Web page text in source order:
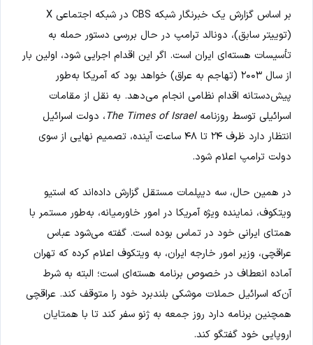
بر اساس گزارش یک خبرنگار شبکه CBS در شبکه اجتماعی X
(توییتر سابق)، دونالد ترامپ در حال بررسی دستور حمله به
تأسیسات هسته‌ای ایران است. اگر این اقدام اجرایی شود، اولین بار
از سال ۲۰۰۳ (تهاجم به عراق) خواهد بود که آمریکا به‌طور
پیش‌دستانه اقدام نظامی انجام می‌دهد. به نقل از مقامات
اسرائیلی توسط روزنامهThe Times of Israel، دولت اسرائیل
انتظار دارد ظرف ۲۴ تا ۴۸ ساعت آینده، تصمیم نهایی از سوی
دولت ترامپ اعلام شود.
در همین حال، سه دیپلمات مستقل گزارش داده‌اند که استیو
ویتکوف، نماینده ویژه آمریکا در امور خاورمیانه، به‌طور مستمر با
همتای ایرانی خود در تماس بوده است. گفته می‌شود عباس
عراقچی، وزیر امور خارجه ایران، به ویتکوف اعلام کرده که تهران
آماده انعطاف در خصوص برنامه هسته‌ای است؛ البته به شرط
آن‌که اسرائیل حملات موشکی بلندبرد خود را متوقف کند. عراقچی
همچنین برنامه دارد روز جمعه به ژنو سفر کند تا با همتایان
اروپایی خود گفتگو کند.